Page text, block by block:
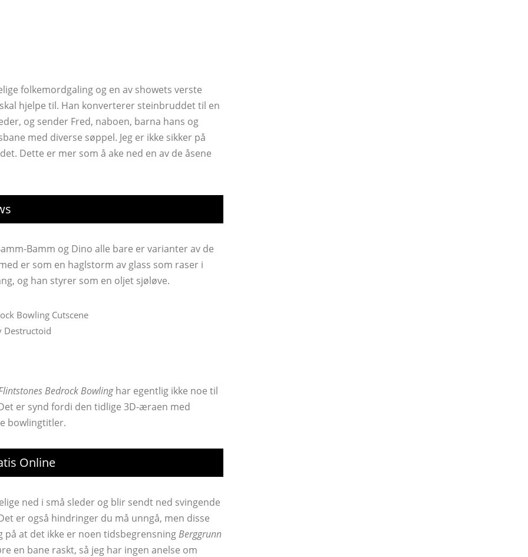
folkemordgaling og en av showets verste
hjelpe til. Han konverterer steinbruddet til en
og sender Fred, naboen, barna hans og
med diverse søppel. Jeg er ikke sikker på
Dette er mer som å ake ned en av de åsene
Bamm og Dino alle bare er varianter av de
er som en haglstorm av glass som raser i
og han styrer som en oljet sjøløve.
Destructoid
Bedrock Bowlinghar egentlig ikke noe til
er synd fordi den tidlige 3D-æraen med
bowlingtitler.
Online
ned i små sleder og blir sendt ned svingende
er også hindringer du må unngå, men disse
at det ikke er noen tidsbegrensningBerggrunn
en bane raskt, så jeg har ingen anelse om